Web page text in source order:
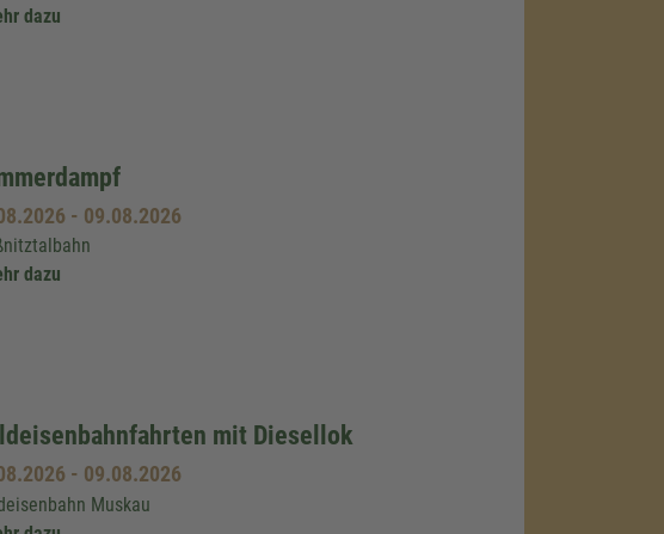
dazu
- 09.08.2026
dazu
mit Diesellok
- 09.08.2026
Muskau